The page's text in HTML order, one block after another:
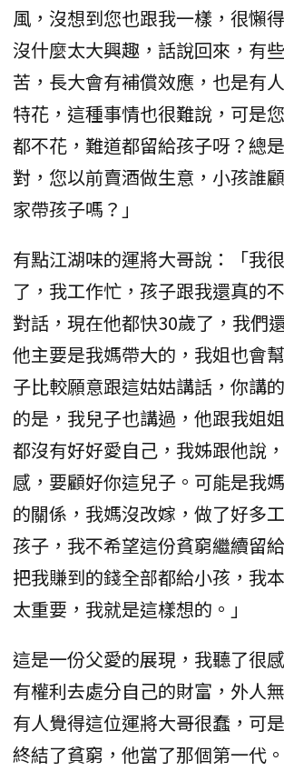
風，沒想到您也跟我一樣，很懶
沒什麼太大興趣，話說回來，有
苦，長大會有補償效應，也是有
特花，這種事情也很難說，可是
都不花，難道都留給孩子呀？總
對，您以前賣酒做生意，小孩誰
家帶孩子嗎？」
有點江湖味的運將大哥說：「我
了，我工作忙，孩子跟我還真的
對話，現在他都快30歲了，我們
他主要是我媽帶大的，我姐也會
子比較願意跟這姑姑講話，你講
的是，我兒子也講過，他跟我姐
都沒有好好愛自己，我姊跟他說
感，要顧好你這兒子。可能是我
的關係，我媽沒改嫁，做了好多
孩子，我不希望這份貧窮繼續留
把我賺到的錢全部都給小孩，我
太重要，我就是這樣想的。」
這是一份父愛的展現，我聽了很
有權利去處分自己的財富，外人
有人覺得這位運將大哥很蠢，可
終結了貧窮，他當了那個第一代